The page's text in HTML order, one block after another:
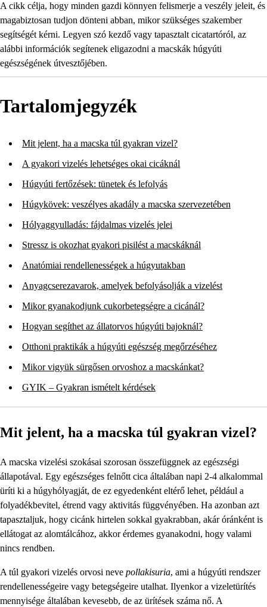
A cikk célja, hogy minden gazdi könnyen felismerje a veszély jeleit, és
magabiztosan tudjon dönteni abban, mikor szükséges szakember
segítségét kérni. Legyen szó kezdő vagy tapasztalt cicatartóról, az
alábbi információk segítenek eligazodni a macskák húgyúti
egészségének útvesztőjében.
Tartalomjegyzék
Mit jelent, ha a macska túl gyakran vizel?
A gyakori vizelés lehetséges okai cicáknál
Húgyúti fertőzések: tünetek és lefolyás
Húgykövek: veszélyes akadály a macska szervezetében
Hólyaggyulladás: fájdalmas vizelés jelei
Stressz is okozhat gyakori pisilést a macskáknál
Anatómiai rendellenességek a húgyutakban
Anyagcserezavarok, amelyek befolyásolják a vizelést
Mikor gyanakodjunk cukorbetegségre a cicánál?
Hogyan segíthet az állatorvos húgyúti bajoknál?
Otthoni praktikák a húgyúti egészség megőrzéséhez
Mikor vigyük sürgősen orvoshoz a macskánkat?
GYIK – Gyakran ismételt kérdések
Mit jelent, ha a macska túl gyakran vizel?
A macska vizelési szokásai szorosan összefüggnek az egészségi
állapotával. Egy egészséges felnőtt cica általában napi 2-4 alkalommal
üríti ki a húgyhólyagját, de ez egyedenként eltérő lehet, például a
folyadékbevitel, étrend vagy aktivitás függvényében. Ha azonban azt
tapasztaljuk, hogy cicánk hirtelen sokkal gyakrabban, akár óránként is
ellátogat az alomtálcához, akkor érdemes gyanakodni, hogy valami
nincs rendben.
A túl gyakori vizelés orvosi neve pollakisuria, ami a húgyúti rendszer
rendellenességeire vagy betegségeire utalhat. Ilyenkor a vizeletürítés
mennyisége általában kevesebb, de az ürítések száma nő. A